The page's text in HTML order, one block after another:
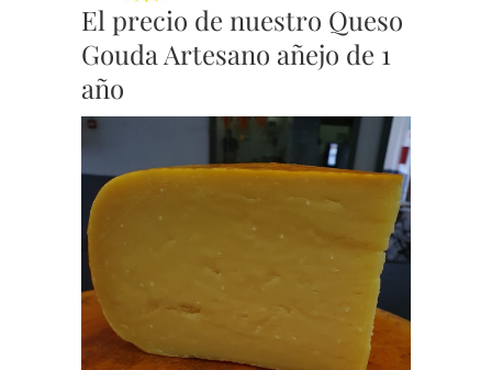
El precio de nuestro Queso
Gouda Artesano añejo de 1
año